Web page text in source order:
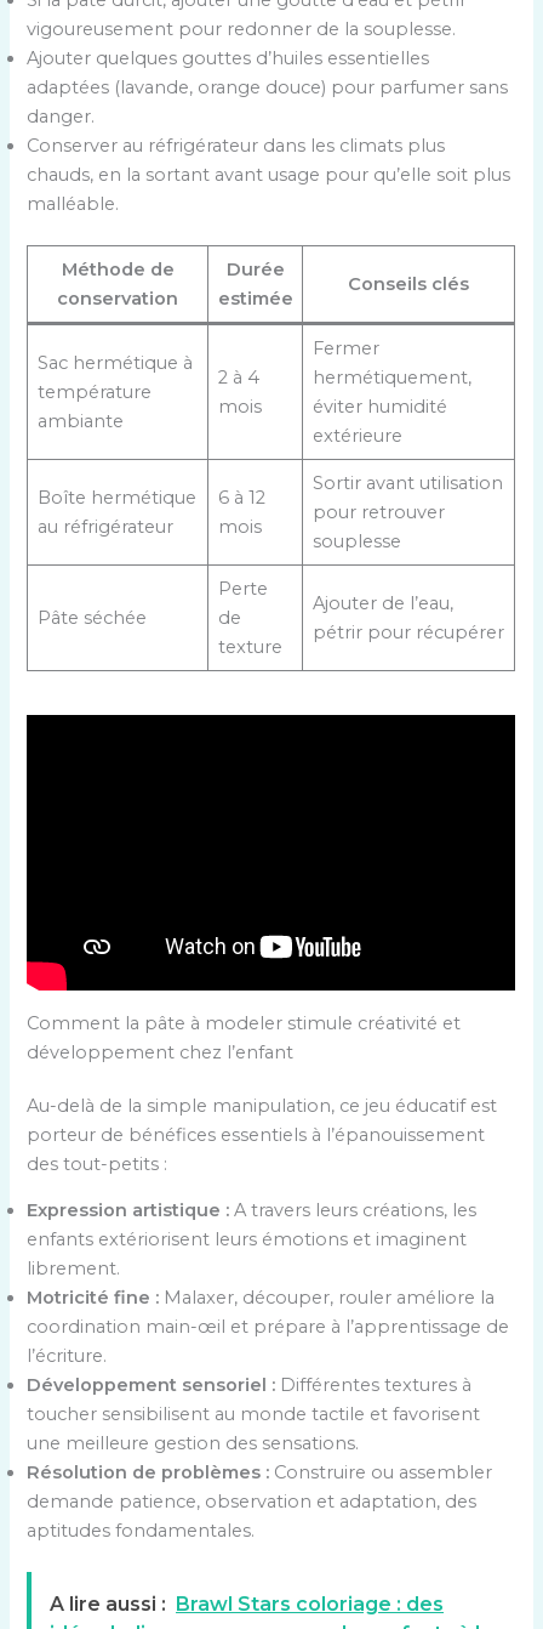
vigoureusement pour redonner de la souplesse.
Ajouter quelques gouttes d’huiles essentielles
adaptées (lavande, orange douce) pour parfumer sans
danger.
Conserver au réfrigérateur dans les climats plus
chauds, en la sortant avant usage pour qu’elle soit plus
malléable.
Méthode de
conservation
Durée
estimée
Conseils clés
Sac hermétique à
température
ambiante
2 à 4
mois
Fermer
hermétiquement,
éviter humidité
extérieure
Boîte hermétique
au réfrigérateur
6 à 12
mois
Sortir avant utilisation
pour retrouver
souplesse
Pâte séchée
Perte
de
texture
Ajouter de l’eau,
pétrir pour récupérer
Comment la pâte à modeler stimule créativité et
développement chez l’enfant
Au-delà de la simple manipulation, ce jeu éducatif est
porteur de bénéfices essentiels à l’épanouissement
des tout-petits :
Expression artistique : A travers leurs créations, les
enfants extériorisent leurs émotions et imaginent
librement.
Motricité fine : Malaxer, découper, rouler améliore la
coordination main-œil et prépare à l’apprentissage de
l’écriture.
Développement sensoriel : Différentes textures à
toucher sensibilisent au monde tactile et favorisent
une meilleure gestion des sensations.
Résolution de problèmes : Construire ou assembler
demande patience, observation et adaptation, des
aptitudes fondamentales.
A lire aussi : Brawl Stars coloriage : des